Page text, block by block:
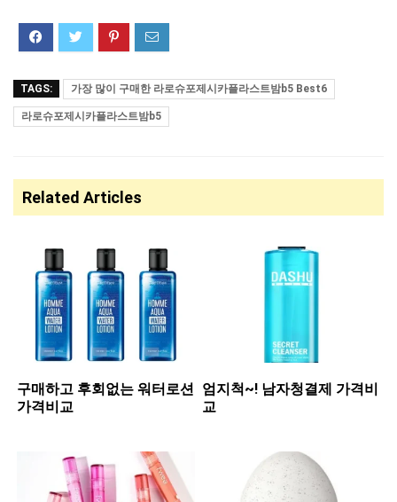
TAGS: 가장 많이 구매한 라로슈포제시카플라스트밤b5 Best6
라로슈포제시카플라스트밤b5
Related Articles
구매하고 후회없는 워터로션
가격비교
엄지척~! 남자청결제 가격비
교